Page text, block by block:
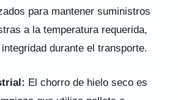
para mantener suministros
a la temperatura requerida,
durante el transporte.
El chorro de hielo seco es